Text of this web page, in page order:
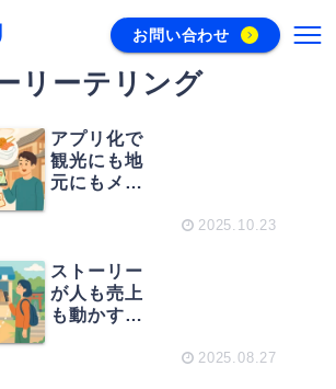
お問い合わせ
リーテリング
アプリ化で
観光にも地
元にもメリ
動線をデザ
インする
2025.10.23
ストーリー
が人も売上
も動かす！
2025.08.27